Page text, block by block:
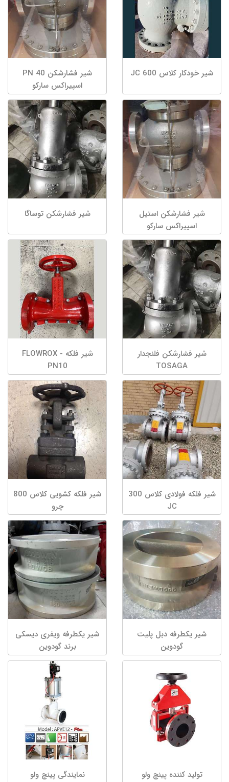
شیر خودکار کلاس 600 JC
شیر فشارشکن PN 40
اسپیراکس سارکو
شیر فشارشکن استیل
اسپیراکس سارکو
شیر فشارشکن توساگا
شیر فشارشکن فلنجدار
TOSAGA
شیر فلکه FLOWROX -
PN10
شیر فلکه فولادی کلاس 300
JC
شیر فلکه کشویی کلاس 800
چرو
شیر یکطرفه دبل پلیت
گودوین
شیر یکطرفه ویفری دیسکی
برند گودوین
تولید کننده پینچ ولو نمایندگی پینچ ولو